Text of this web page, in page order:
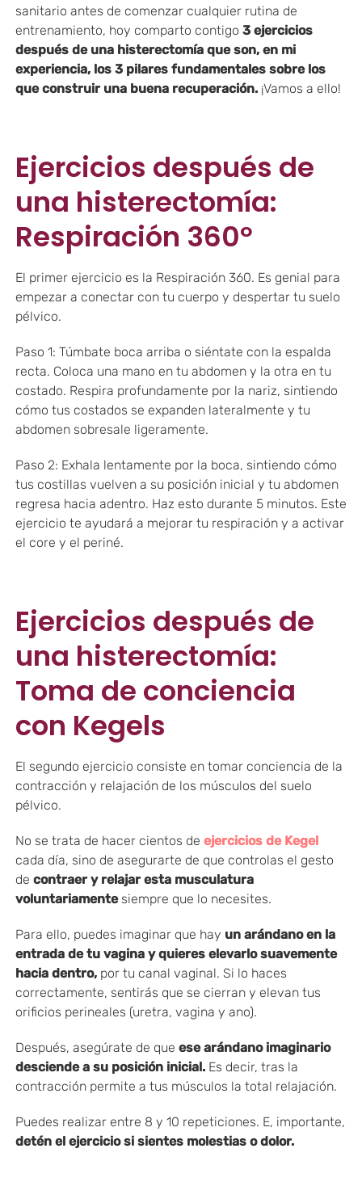
sanitario antes de comenzar cualquier rutina de
entrenamiento, hoy comparto contigo 3 ejercicios
después de una histerectomía que son, en mi
experiencia, los 3 pilares fundamentales sobre los
que construir una buena recuperación.¡Vamos a ello!
Ejercicios después de
una histerectomía:
Respiración 360º
El primer ejercicio es la Respiración 360. Es genial para
empezar a conectar con tu cuerpo y despertar tu suelo
pélvico.
Paso 1: Túmbate boca arriba o siéntate con la espalda
recta. Coloca una mano en tu abdomen y la otra en tu
costado. Respira profundamente por la nariz, sintiendo
cómo tus costados se expanden lateralmente y tu
abdomen sobresale ligeramente.
Paso 2: Exhala lentamente por la boca, sintiendo cómo
tus costillas vuelven a su posición inicial y tu abdomen
regresa hacia adentro. Haz esto durante 5 minutos. Este
ejercicio te ayudará a mejorar tu respiración y a activar
el core y el periné.
Ejercicios después de
una histerectomía:
Toma de conciencia
con Kegels
El segundo ejercicio consiste en tomar conciencia de la
contracción y relajación de los músculos del suelo
pélvico.
No se trata de hacer cientos de ejercicios de Kegel
cada día, sino de asegurarte de que controlas el gesto
de contraer y relajar esta musculatura
voluntariamentesiempre que lo necesites.
Para ello, puedes imaginar que hay un arándano en la
entrada de tu vagina y quieres elevarlo suavemente
hacia dentro,por tu canal vaginal. Si lo haces
correctamente, sentirás que se cierran y elevan tus
orificios perineales (uretra, vagina y ano).
Después, asegúrate de que ese arándano imaginario
desciende a su posición inicial.Es decir, tras la
contracción permite a tus músculos la total relajación.
Puedes realizar entre 8 y 10 repeticiones. E, importante,
detén el ejercicio si sientes molestias o dolor.